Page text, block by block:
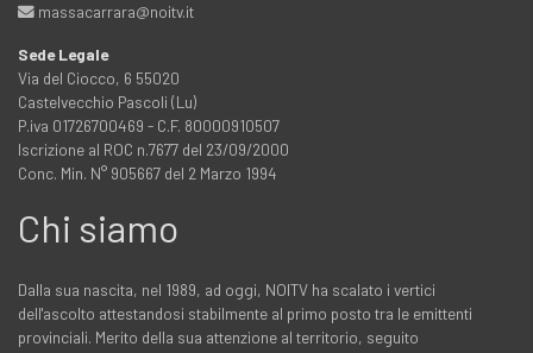
massacarrara@noitv.it
Sede Legale
Via del Ciocco, 6 55020
Castelvecchio Pascoli (Lu)
P.iva 01726700469 - C.F. 80000910507
Iscrizione al ROC n.7677 del 23/09/2000
Conc. Min. N° 905667 del 2 Marzo 1994
Chi siamo
Dalla sua nascita, nel 1989, ad oggi, NOITV ha scalato i vertici
dell'ascolto attestandosi stabilmente al primo posto tra le emittenti
provinciali. Merito della sua attenzione al territorio, seguito